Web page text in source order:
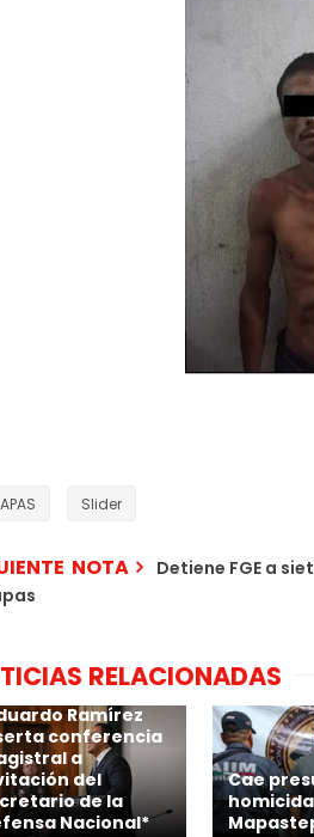
Slider
NOTA
Detiene FGE a
RELACIONADAS
Ramírez
conferencia
a
del
de la
Nacional*
Cae